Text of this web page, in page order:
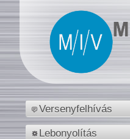
Versenyfelhívás
Lebonyolítás